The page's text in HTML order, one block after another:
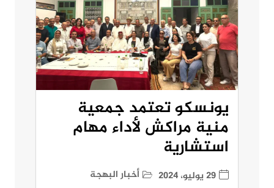
يونسكو تعتمد جمعية
منية مراكش لأداء مهام
استشارية
29 يوليو، 2024 أخبار البهجة